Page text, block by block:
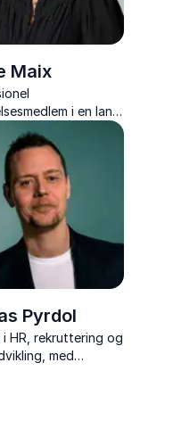
Maix
i en lang
og tidl.
med værdifulde
i fremtidens
karriere og
fællesskaber.
Pyrdol
i HR, rekruttering og
med